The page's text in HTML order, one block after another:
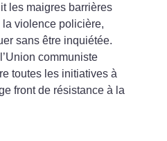
les maigres barrières
la violence policière,
sans être inquiétée.
communiste
toutes les initiatives à
front de résistance à la